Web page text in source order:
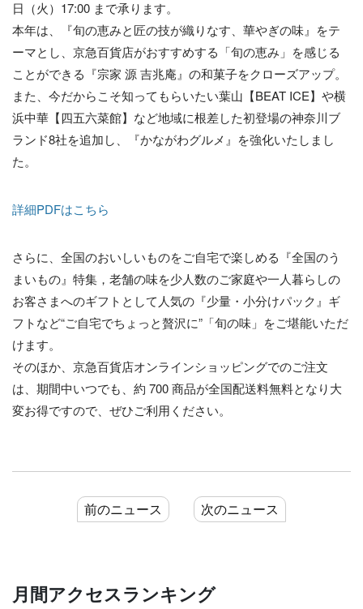
日（火）17:00 まで承ります。
本年は、『旬の恵みと匠の技が織りなす、華やぎの味』をテ
ーマとし、京急百貨店がおすすめする「旬の恵み」を感じる
ことができる『宗家 源 吉兆庵』の和菓子をクローズアップ。
また、今だからこそ知ってもらいたい葉山【BEAT ICE】や横
浜中華【四五六菜館】など地域に根差した初登場の神奈川ブ
ランド8社を追加し、『かながわグルメ』を強化いたしまし
た。
詳細PDFはこちら
さらに、全国のおいしいものをご自宅で楽しめる『全国のう
まいもの』特集，老舗の味を少人数のご家庭や一人暮らしの
お客さまへのギフトとして人気の『少量・小分けパック』ギ
フトなど“ご自宅でちょっと贅沢に”「旬の味」をご堪能いただ
けます。
そのほか、京急百貨店オンラインショッピングでのご注文
は、期間中いつでも、約 700 商品が全国配送料無料となり大
変お得ですので、ぜひご利用ください。
前のニュース 次のニュース
月間アクセスランキング